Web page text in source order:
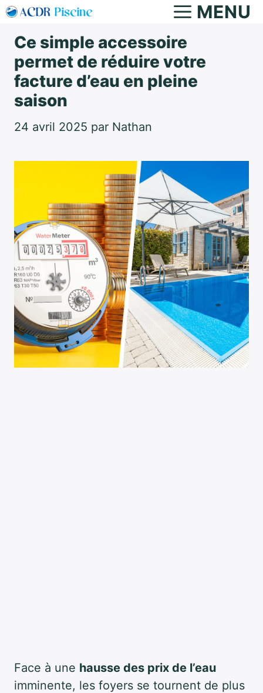
Aller
contenu
MENU
Ce simple accessoire
permet de réduire votre
facture d’eau en pleine
saison
24 avril 2025 par Nathan
Face à une hausse des prix de l’eau
imminente, les foyers se tournent de plus